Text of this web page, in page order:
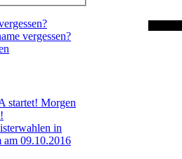
vergessen?
startet! Morgen
in
am 09.10.2016